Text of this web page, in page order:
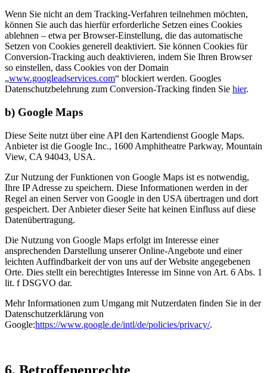
Wenn Sie nicht an dem Tracking-Verfahren teilnehmen möchten,
können Sie auch das hierfür erforderliche Setzen eines Cookies
ablehnen – etwa per Browser-Einstellung, die das automatische
Setzen von Cookies generell deaktiviert. Sie können Cookies für
Conversion-Tracking auch deaktivieren, indem Sie Ihren Browser
so einstellen, dass Cookies von der Domain
„www.googleadservices.com“ blockiert werden. Googles
Datenschutzbelehrung zum Conversion-Tracking finden Sie hier.
b) Google Maps
Diese Seite nutzt über eine API den Kartendienst Google Maps.
Anbieter ist die Google Inc., 1600 Amphitheatre Parkway, Mountain
View, CA 94043, USA.
Zur Nutzung der Funktionen von Google Maps ist es notwendig,
Ihre IP Adresse zu speichern. Diese Informationen werden in der
Regel an einen Server von Google in den USA übertragen und dort
gespeichert. Der Anbieter dieser Seite hat keinen Einfluss auf diese
Datenübertragung.
Die Nutzung von Google Maps erfolgt im Interesse einer
ansprechenden Darstellung unserer Online-Angebote und einer
leichten Auffindbarkeit der von uns auf der Website angegebenen
Orte. Dies stellt ein berechtigtes Interesse im Sinne von Art. 6 Abs. 1
lit. f DSGVO dar.
Mehr Informationen zum Umgang mit Nutzerdaten finden Sie in der
Datenschutzerklärung von
Google:https://www.google.de/intl/de/policies/privacy/.